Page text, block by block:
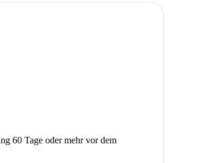
60 Tage oder mehr vor dem